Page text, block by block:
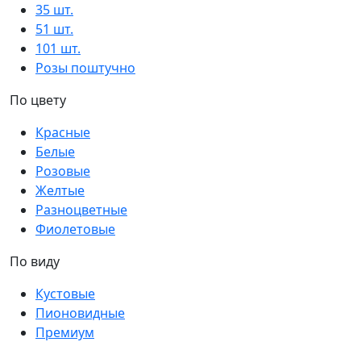
35 шт.
51 шт.
101 шт.
Розы поштучно
По цвету
Красные
Белые
Розовые
Желтые
Разноцветные
Фиолетовые
По виду
Кустовые
Пионовидные
Премиум